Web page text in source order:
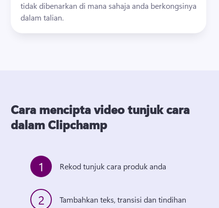
tidak dibenarkan di mana sahaja anda berkongsinya
dalam talian.
Cara mencipta video tunjuk cara
dalam Clipchamp
1 Rekod tunjuk cara produk anda
2